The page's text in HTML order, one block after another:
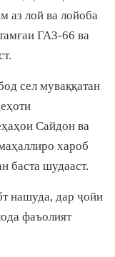
аз лой ва лойоба
ГАЗ-66 ва
сел муваққатан
Сайдон ва
хароб
баста шудааст.
нашуда, дар ҷойи
фаъолият